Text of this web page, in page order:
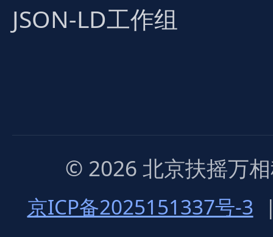
JSON-LD工作组
© 2026 北京扶摇万
京ICP备2025151337号-3